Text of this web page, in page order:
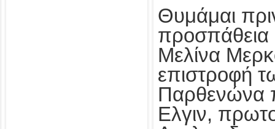
Θυμάμαι
προσπάθεια
Μελίνα
επιστροφή
Παρθενώνα
Ελγιν,